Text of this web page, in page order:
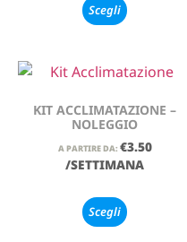
Scegli
KIT ACCLIMATAZIONE –
NOLEGGIO
A PARTIRE DA: €3.50
/SETTIMANA
Scegli